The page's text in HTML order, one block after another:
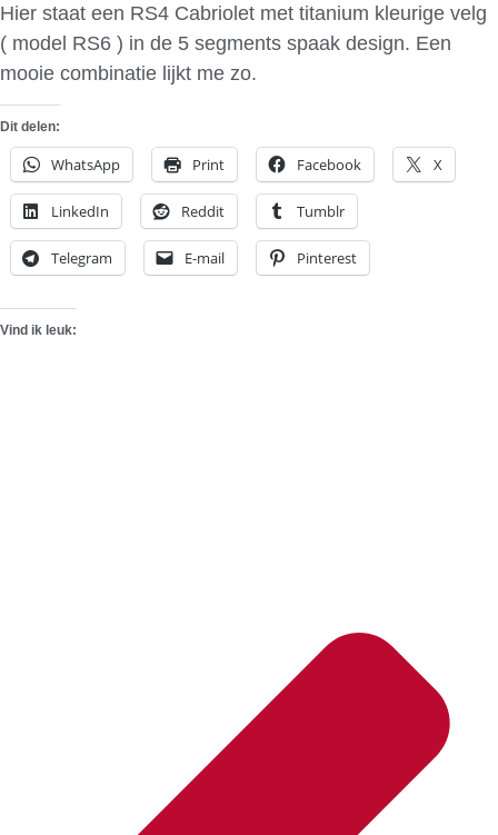
Hier staat een RS4 Cabriolet met titanium kleurige velg
( model RS6 ) in de 5 segments spaak design. Een
mooie combinatie lijkt me zo.
Dit delen:
WhatsApp Print Facebook X
LinkedIn Reddit Tumblr
Telegram E-mail Pinterest
Vind ik leuk: